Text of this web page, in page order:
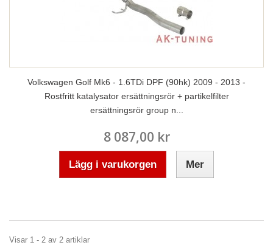
Volkswagen Golf Mk6 - 1.6TDi DPF (90hk) 2009 - 2013 -
Rostfritt katalysator ersättningsrör + partikelfilter
ersättningsrör group n...
8 087,00 kr
Lägg i varukorgen Mer
Visar 1 - 2 av 2 artiklar